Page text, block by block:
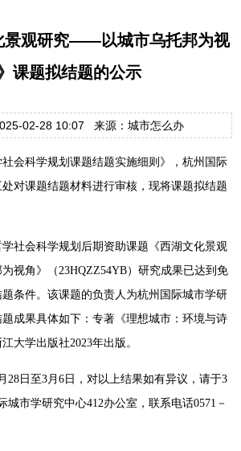
景观研究——以城市乌托邦为视
课题拟结题的公示
02-28 10:07 来源：城市怎么办
会科学规划课题结题实施细则》，杭州国际
对课题结题材料进行审核，现将课题拟结题
学社会科学规划后期资助课题《西湖文化景观
视角》（23HQZZ54YB）研究成果已达到免
条件。该课题的负责人为杭州国际城市学研
成果具体如下：专著《理想城市：环境与诗
大学出版社2023年出版。
28日至3月6日，对以上结果如有异议，请于3
城市学研究中心412办公室，联系电话0571－